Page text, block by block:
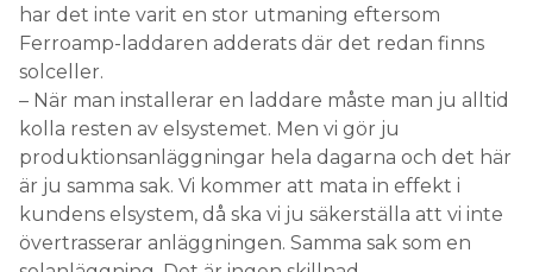
har det inte varit en stor utmaning eftersom
Ferroamp-laddaren adderats där det redan finns
solceller.
– När man installerar en laddare måste man ju alltid
kolla resten av elsystemet. Men vi gör ju
produktionsanläggningar hela dagarna och det här
är ju samma sak. Vi kommer att mata in effekt i
kundens elsystem, då ska vi ju säkerställa att vi inte
övertrasserar anläggningen. Samma sak som en